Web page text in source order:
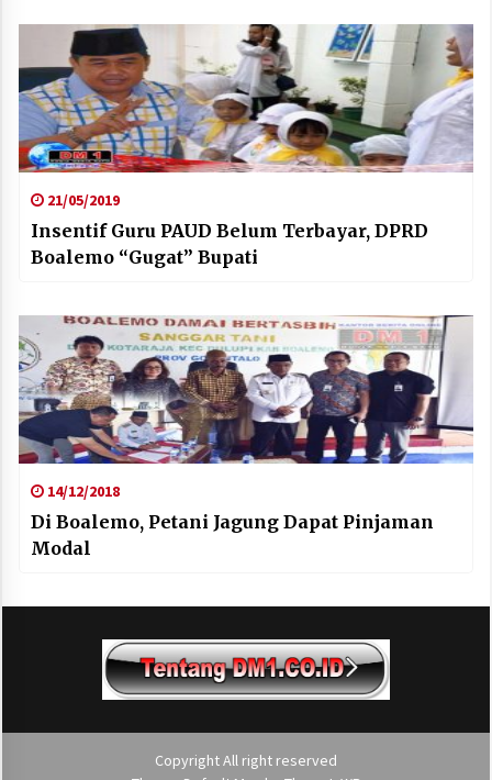
21/05/2019
Insentif Guru PAUD Belum Terbayar, DPRD
Boalemo “Gugat” Bupati
14/12/2018
Di Boalemo, Petani Jagung Dapat Pinjaman
Modal
Copyright All right reserved